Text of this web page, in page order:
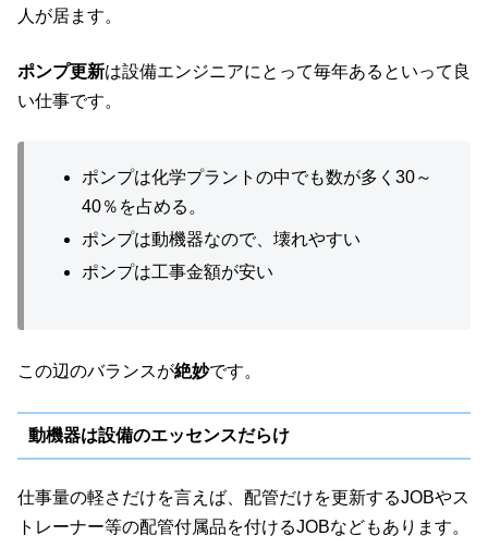
人が居ます。
ポンプ更新は設備エンジニアにとって毎年あるといって良
い仕事です。
ポンプは化学プラントの中でも数が多く30～
40％を占める。
ポンプは動機器なので、壊れやすい
ポンプは工事金額が安い
この辺のバランスが絶妙です。
動機器は設備のエッセンスだらけ
仕事量の軽さだけを言えば、配管だけを更新するJOBやス
トレーナー等の配管付属品を付けるJOBなどもあります。